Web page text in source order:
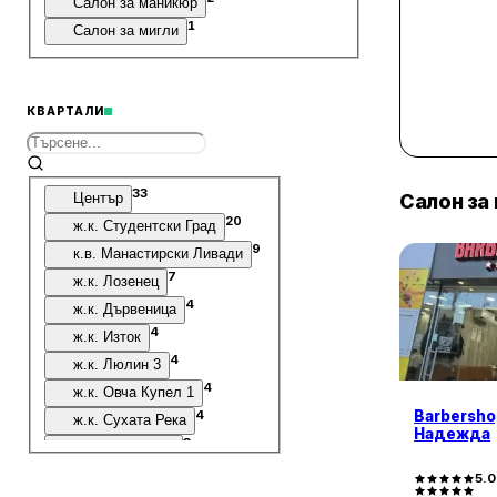
Салон за мигли 1
КВАРТАЛИ
Център 33
ж.к. Студентски Град 20
к.в. Манастирски Ливади 9
ж.к. Лозенец 7
ж.к. Дървеница 4
ж.к. Изток 4
ж.к. Люлин 3 4
ж.к. Овча Купел 1 4
ж.к. Сухата Река 4
ж.к. Гео Милев 3
Салон за
Надежда